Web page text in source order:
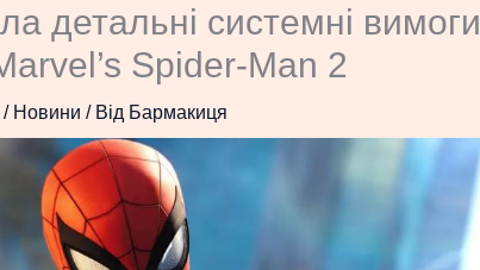
детальні системні вимоги
Spider-Man 2
/ Новини / Від Бармакиця